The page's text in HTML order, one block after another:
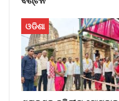
ଓଡିଶା